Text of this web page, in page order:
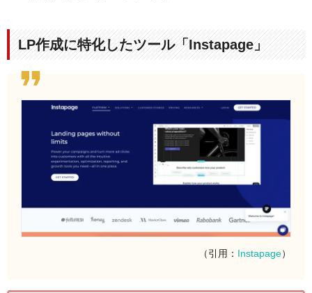
LP作成に特化したツール「Instapage」
（引用： Instapage）